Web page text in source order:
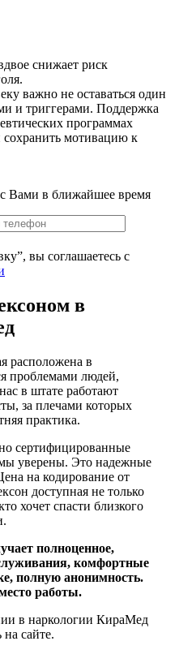
снижает риск
важно не оставаться один
и триггерами. Поддержка
программах
сохранить мотивацию к
Вами в ближайшее время
вы соглашаетесь с
в
расположена в
проблемами людей,
в штате работают
за плечами которых
практика.
сертифицированные
уверены. Это надежные
на кодирование от
доступная не только
хочет спасти близкого
полноценное,
комфортные
полную анонимность.
работы.
в наркологии КираМед
сайте.